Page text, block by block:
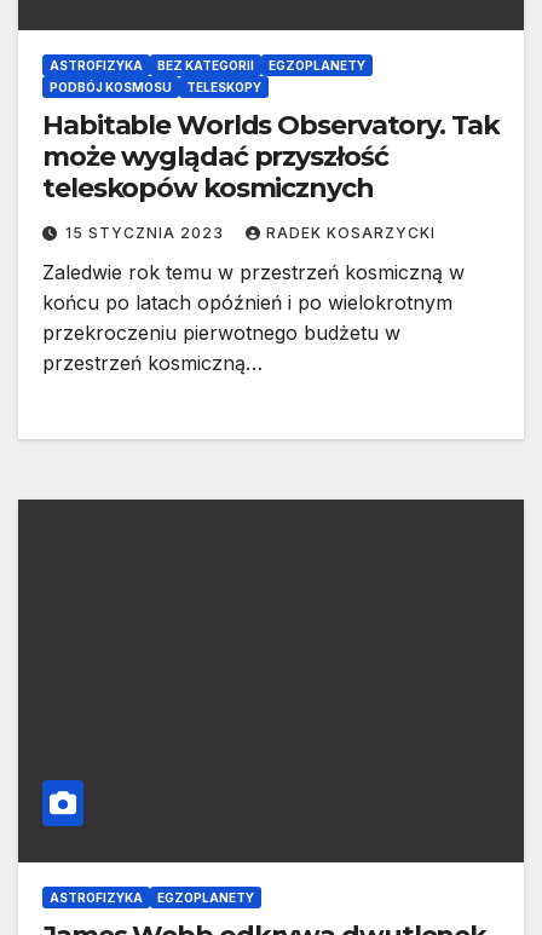
ASTROFIZYKA BEZ KATEGORII
EGZOPLANETY
PODBÓJ KOSMOSU
TELESKOPY
Habitable Worlds Observatory. Tak
może wyglądać przyszłość
teleskopów kosmicznych
15 STYCZNIA 2023 RADEK KOSARZYCKI
Zaledwie rok temu w przestrzeń kosmiczną w
końcu po latach opóźnień i po wielokrotnym
przekroczeniu pierwotnego budżetu w
przestrzeń kosmiczną…
ASTROFIZYKA EGZOPLANETY